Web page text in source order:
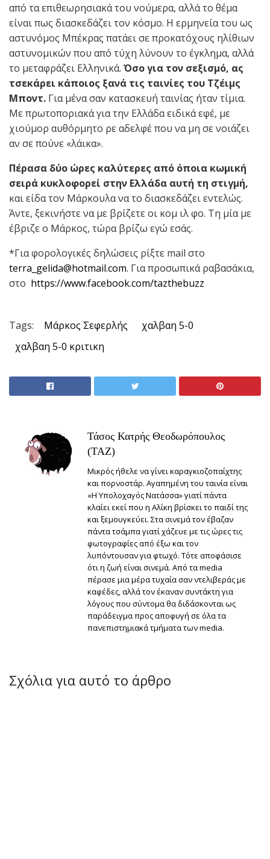
από τα επιθεωρησιακά του νούμερα, αλλά το θέμα
είναι πως διασκεδάζει τον κόσμο. Η ερμηνεία του ως
αστυνόμος Μπέκρας πατάει σε προκατόχους ηλίθιων
αστυνομικών που από τύχη λύνουν το έγκλημα, αλλά
το μεταφράζει Ελληνικά. Όσο για τον σεξισμό, ας
τσεκάρει κάποιος ξανά τις ταινίες του Τζέιμς
Μποντ. Για μένα σαν κατασκευή ταινίας ήταν τίμια.
Με πρωτοποριακά για την Ελλάδα ειδικά εφέ, με
χιούμορ αυθόρμητο ρε αδελφέ που να μη σε νοιάζει
αν σε πούνε «λάικα».
Πέρασα δύο ώρες καλύτερες από όποια κωμική
σειρά κυκλοφορεί στην Ελλάδα αυτή τη στιγμή,
και είδα τον Μάρκουλα να το διασκεδάζει εντελώς.
Άντε, ξεκινήστε να με βρίζετε οι κομ ιλ φο. Tη μία με
έβριζε ο Μάρκος, τώρα βρίζω εγώ εσάς.
*Για φορολογικές δηλώσεις ρίξτε mail στο
terra_gelida@hotmail.com. Για προσωπικά ραβασάκια,
στο https://www.facebook.com/tazthebuzz
Tags: Μάρκος Σεφερλής
χαλβαη 5-0
χαλβαη 5-0 κριτικη
Τάσος Κατρής Θεοδωρόπουλος
(TAZ)
Μικρός ήθελε να γίνει καραγκιοζοπαίχτης
και πορνοστάρ. Αγαπημένη του ταινία είναι
«Η Υπολοχαγός Νατάσσα» γιατί πάντα
κλαίει εκεί που η Αλίκη βρίσκει το παιδί της
και ξεμουγκεύει. Στα σινεμά τον έβαζαν
πάντα τσάμπα γιατί χάζευε με τις ώρες τις
φωτογραφίες από έξω και τον
λυπόντουσαν για φτωχό. Τότε αποφάσισε
ότι η ζωή είναι σινεμά. Από τα media
πέρασε μια μέρα τυχαία σαν ντελιβεράς με
καφέδες, αλλά τον έκαναν συντάκτη για
λόγους που σύντομα θα διδάσκονται ως
παράδειγμα προς αποφυγή σε όλα τα
πανεπιστημιακά τμήματα των media.
Σχόλια για αυτό το άρθρο